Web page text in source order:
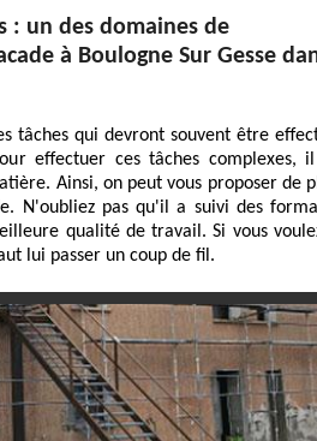
: un des domaines de
à Boulogne Sur Gesse
tâches qui devront souvent être
effectuer ces tâches complexes,
Ainsi, on peut vous proposer de
N'oubliez pas qu'il a suivi des
qualité de travail. Si vous
lui passer un coup de fil.